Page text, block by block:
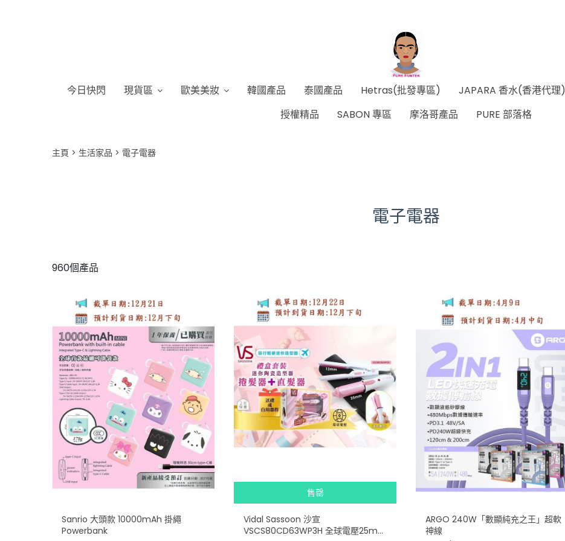
今日快閃 現貨區 歐美美妝 韓國產品 泰國產品 Hetras(批發專區) JAPARA 香水(香港代理)
授權精品
SABON 專區 摩洛哥產品 PURE 部落格
主頁 生活家品 電子電器
電子電器
960個產品
Sanrio 大頭款 10000mAh 掛繩
Powerbank
售罄
Vidal Sassoon 沙宣
VSCS80CD63WP3H 全球電壓25mm
ARGO 240W「數顯純充之王」超軟
神線